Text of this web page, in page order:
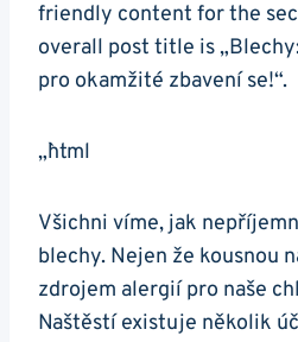
friendly content for the
overall post title is
pro okamžité zbavení se!“.
„`html
Všichni víme, jak
blechy. Nejen že kousnou
zdrojem alergií pro naše
Naštěstí existuje několik